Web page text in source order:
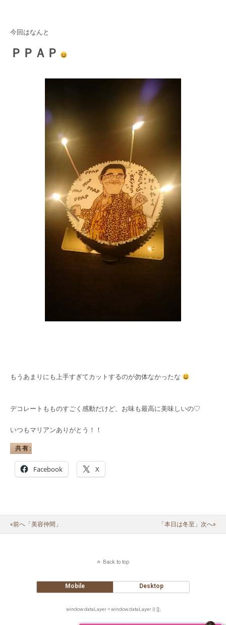
今回はなんと
ＰＰＡＰ
もうあまりにも上手すぎてカットするのが勿体なかったな
デコレートもものすごく感動だけど、お味も最高に美味しいの♡
いつもマリアンありがとう！！
共有:
Facebook X
«前へ「美容仲間」 「本日は冬至」次へ»
Back to top
Mobile Desktop
window.dataLayer = window.dataLayer || [];